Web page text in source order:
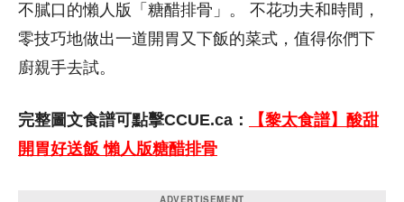
不膩口的懶人版「糖醋排骨」。 不花功夫和時間，
零技巧地做出一道開胃又下飯的菜式，值得你們下
廚親手去試。
完整圖文食譜可點擊CCUE.ca：
【黎太食譜】酸甜
開胃好送飯 懶人版糖醋排骨